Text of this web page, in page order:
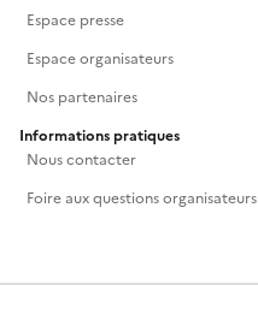
Espace presse
Espace organisateurs
Nos partenaires
Informations pratiques
Nous contacter
Foire aux questions organisateurs